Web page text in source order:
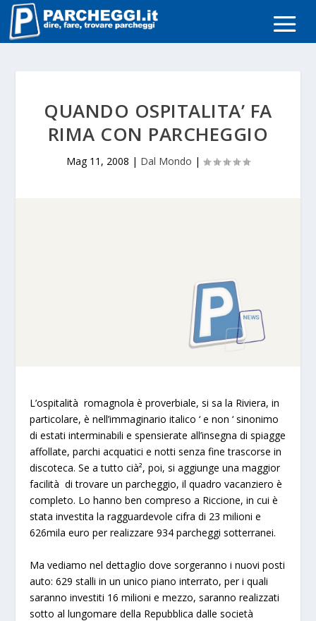
QUANDO OSPITALITA’ FA
RIMA CON PARCHEGGIO
Mag 11, 2008 | Dal Mondo |
L’ospitalità romagnola è proverbiale, si sa la Riviera, in
particolare, è nell’immaginario italico ‘ e non ‘ sinonimo
di estati interminabili e spensierate all’insegna di spiagge
affollate, parchi acquatici e notti senza fine trascorse in
discoteca. Se a tutto cià², poi, si aggiunge una maggior
facilità di trovare un parcheggio, il quadro vacanziero è
completo. Lo hanno ben compreso a Riccione, in cui è
stata investita la ragguardevole cifra di 23 milioni e
626mila euro per realizzare 934 parcheggi sotterranei.
Ma vediamo nel dettaglio dove sorgeranno i nuovi posti
auto: 629 stalli in un unico piano interrato, per i quali
saranno investiti 16 milioni e mezzo, saranno realizzati
sotto al lungomare della Repubblica dalle società